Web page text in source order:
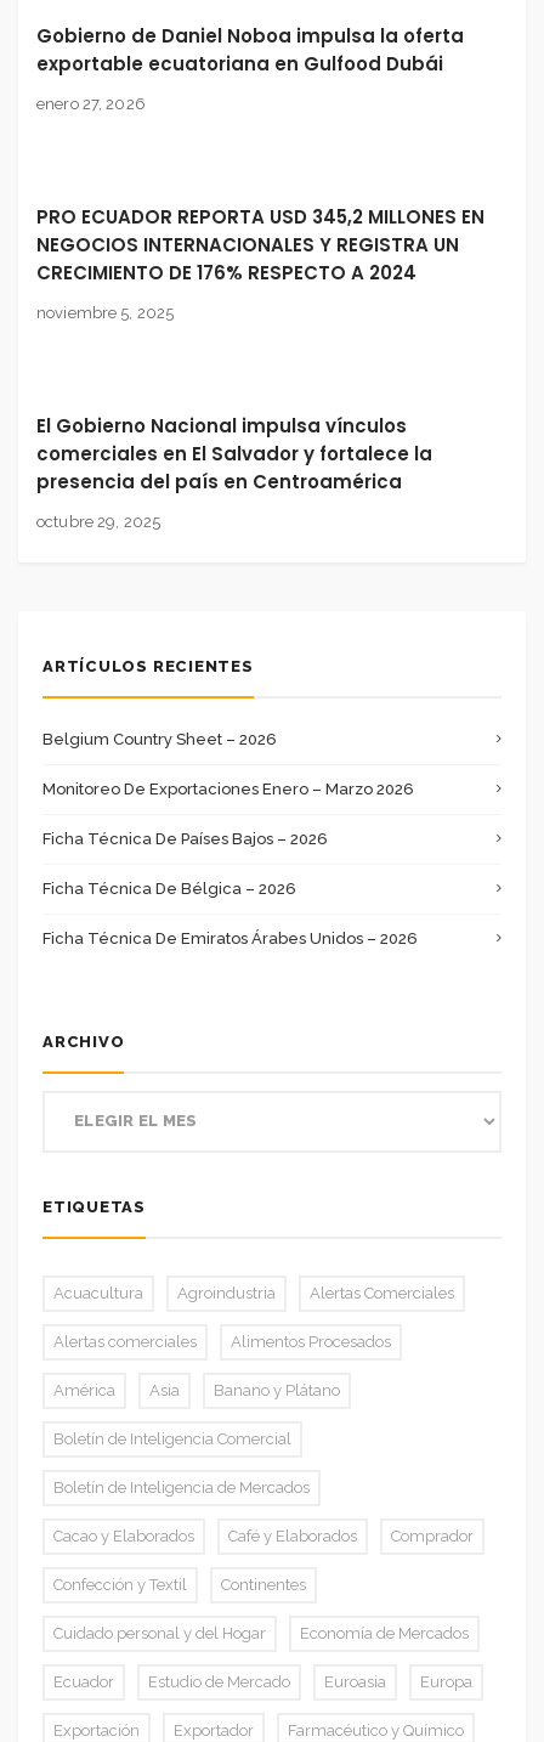
Gobierno de Daniel Noboa impulsa la oferta
exportable ecuatoriana en Gulfood Dubái
enero 27, 2026
PRO ECUADOR REPORTA USD 345,2 MILLONES EN
NEGOCIOS INTERNACIONALES Y REGISTRA UN
CRECIMIENTO DE 176% RESPECTO A 2024
noviembre 5, 2025
El Gobierno Nacional impulsa vínculos
comerciales en El Salvador y fortalece la
presencia del país en Centroamérica
octubre 29, 2025
ARTÍCULOS RECIENTES
Belgium Country Sheet – 2026
Monitoreo De Exportaciones Enero – Marzo 2026
Ficha Técnica De Países Bajos – 2026
Ficha Técnica De Bélgica – 2026
Ficha Técnica De Emiratos Árabes Unidos – 2026
ARCHIVO
ETIQUETAS
Acuacultura Agroindustria Alertas Comerciales
Alertas comerciales Alimentos Procesados
América Asia Banano y Plátano
Boletín de Inteligencia Comercial
Boletín de Inteligencia de Mercados
Cacao y Elaborados Café y Elaborados Comprador
Confección y Textil Continentes
Cuidado personal y del Hogar Economía de Mercados
Ecuador Estudio de Mercado Euroasia Europa
Exportación Exportador Farmacéutico y Químico